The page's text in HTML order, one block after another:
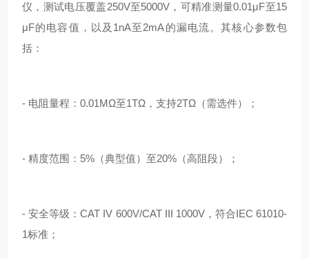
仪，测试电压覆盖250V至5000V，可精准测量0.01μF至15
μF的电容值，以及1nA至2mA的漏电流。其核心参数包
括：
- 电阻量程：0.01MΩ至1TΩ，支持2TΩ（需选件）；
- 精度范围：5%（典型值）至20%（高阻段）；
- 安全等级：CAT IV 600V/CAT III 1000V，符合IEC 61010-
1标准；